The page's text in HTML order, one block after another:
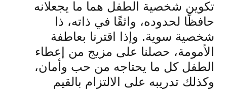
تكوين شخصية الطفل هما ما يجعلانه
حافظًا لحدوده، واثقًا في ذاته، ذا
شخصية سوية. وإذا اقترنا بعاطفة
الأمومة، حصلنا على مزيج من إعطاء
الطفل كل ما يحتاجه من حب وأمان،
وكذلك تدريبه على الالتزام بالقيم